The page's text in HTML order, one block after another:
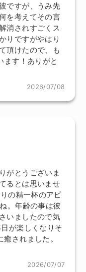
ですが、うみ先
を考えてその言
消されすごくス
りですがやはり
頂けたので、も
ます！ありがと
2026/07/08
がとうございま
るとは思いませ
の精一杯のアピ
。年齢の事は彼
いましたので気
が楽しくなりそ
されました。
2026/07/07